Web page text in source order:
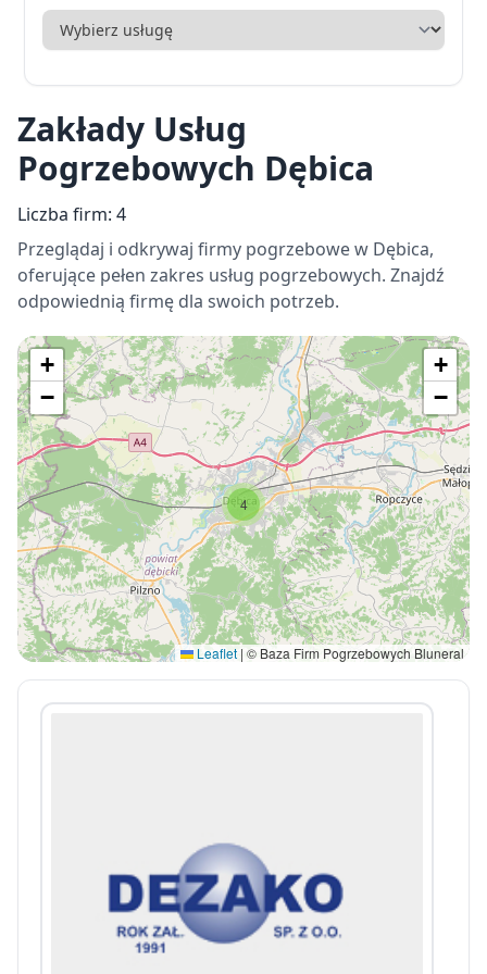
Zakłady Usług
Pogrzebowych Dębica
Liczba firm: 4
Przeglądaj i odkrywaj firmy pogrzebowe w Dębica,
oferujące pełen zakres usług pogrzebowych. Znajdź
odpowiednią firmę dla swoich potrzeb.
4
+
−
+
−
Leaflet | © Baza Firm Pogrzebowych Bluneral